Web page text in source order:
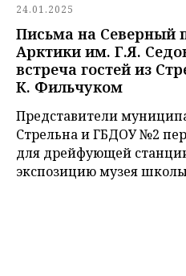
24.01.2025
Письма на Северный
Арктики им. Г.Я.
встреча гостей из
К. Фильчуком
Представители
Стрельна и ГБДОУ №2
для дрейфующей
экспозицию музея